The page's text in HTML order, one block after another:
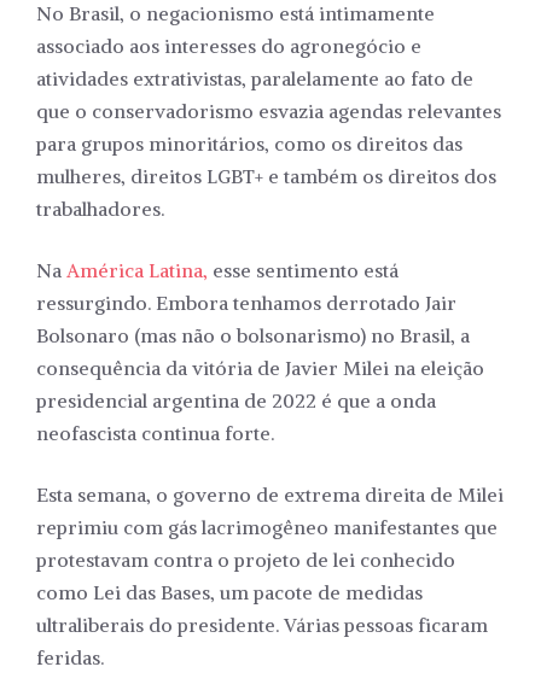
No Brasil, o negacionismo está intimamente
associado aos interesses do agronegócio e
atividades extrativistas, paralelamente ao fato de
que o conservadorismo esvazia agendas relevantes
para grupos minoritários, como os direitos das
mulheres, direitos LGBT+ e também os direitos dos
trabalhadores.
Na América Latina, esse sentimento está
ressurgindo. Embora tenhamos derrotado Jair
Bolsonaro (mas não o bolsonarismo) no Brasil, a
consequência da vitória de Javier Milei na eleição
presidencial argentina de 2022 é que a onda
neofascista continua forte.
Esta semana, o governo de extrema direita de Milei
reprimiu com gás lacrimogêneo manifestantes que
protestavam contra o projeto de lei conhecido
como Lei das Bases, um pacote de medidas
ultraliberais do presidente. Várias pessoas ficaram
feridas.